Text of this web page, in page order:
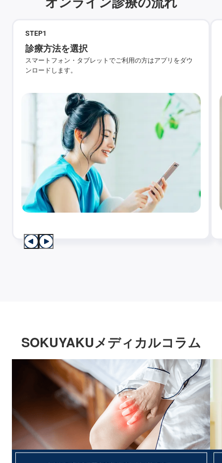
STEP1
診療方法を選択
スマートフォン・タブレットでご利用の方はアプリをダウ
ンロードします。
SOKUYAKUメディカルコラム